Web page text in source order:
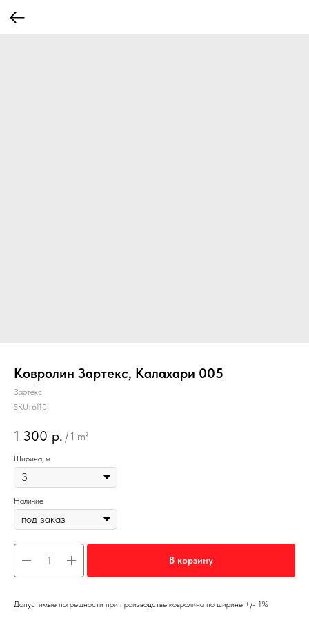
Ковролин Зартекс, Калахари 005
Зартекс
SKU: 6110
1 300 р. / 1 m²
Ширина, м
Наличие
В корзину
Допустимые погрешности при производстве ковролина по ширине +/- 1%